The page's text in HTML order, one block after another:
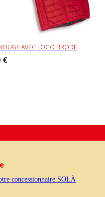
AVEC LOGO BRODÉ
€
concessionnaire SOLÀ